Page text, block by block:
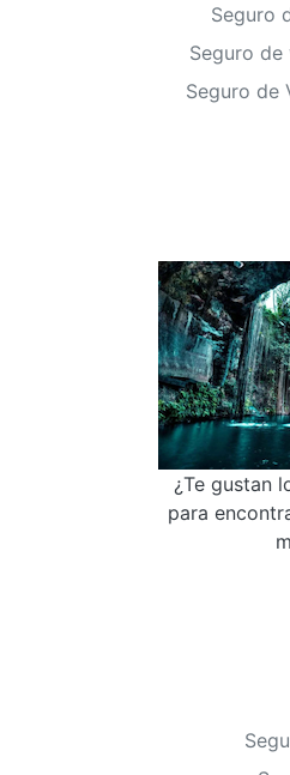
Seguro
Seguro
Seguro de
¿Te gustan
para